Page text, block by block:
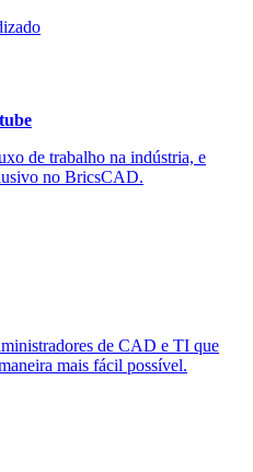
de trabalho na indústria, e
no BricsCAD.
de CAD e TI que
mais fácil possível.